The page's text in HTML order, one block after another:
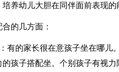
养幼儿大胆在同伴面前表现
的几方面：
有的家长很在意孩子坐在哪儿
孩子搭配坐。个别孩子有视